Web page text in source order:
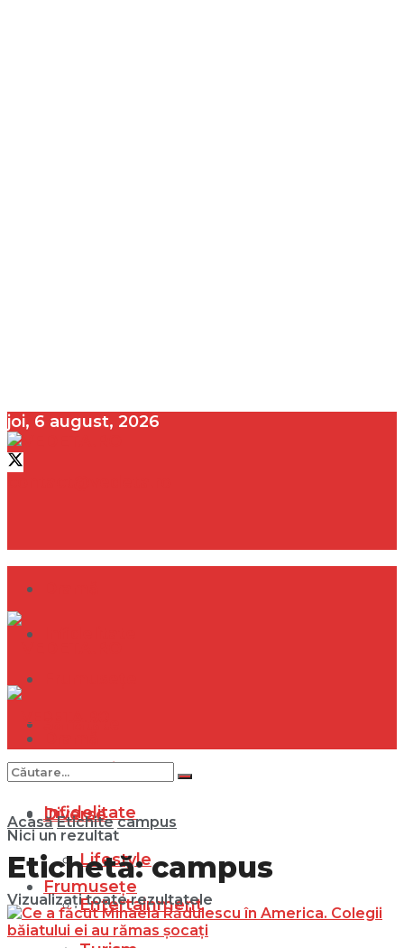
joi, 6 august, 2026
Internațional
Diverse
Lifestyle
Entertainment
Infidelitate
Frumusețe
Nici un rezultat
Vizualizați toate rezultatele
Acasă Etichite campus
Etichetă:campus